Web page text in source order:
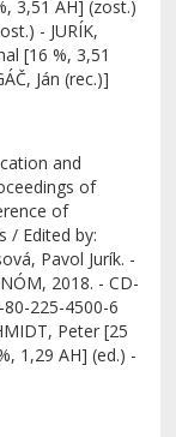
3,51 AH] (zost.)
- JURÍK,
[16 %, 3,51
Ján (rec.)]
and
of
of
/ Edited by:
Pavol Jurík. -
2018. - CD-
225-4500-6
Peter [25
1,29 AH] (ed.) -